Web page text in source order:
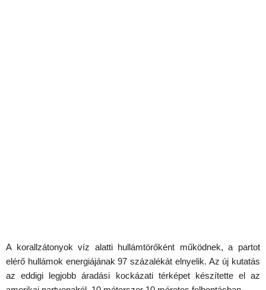
A korallzátonyok víz alatti hullámtörőként működnek, a partot
elérő hullámok energiájának 97 százalékát elnyelik. Az új kutatás
az eddigi legjobb áradási kockázati térképet készítette el az